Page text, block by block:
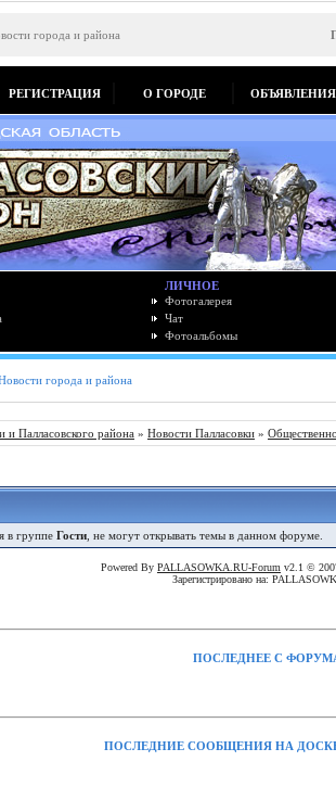
города и района
РЕГИСТРАЦИЯ О ГОРОДЕ ОБЪЯВЛЕНИЯ
ЛИЧНОЕ
Фотогалерея
Чат
Фотоальбомы
города и района
Палласовского района » Новости Палласовки »
в группе Гости , не могут открывать темы в данном форуме.
Powered By PALLASOWKA.RU-Forum v2.1 ©
Зарегистрировано на:
ПОСЛЕДНЕЕ С
ПОСЛЕДНИЕ СООБЩЕНИЯ НА